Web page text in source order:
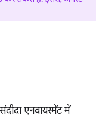
एनवायरमेंट में